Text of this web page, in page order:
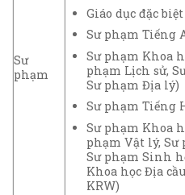
Sư
phạm
Giáo dục đặc biệt
Sư phạm Tiếng
Sư phạm Khoa
phạm Lịch sử,
Sư phạm Địa lý)
Sư phạm Tiếng
Sư phạm Khoa
phạm Vật lý, Sư
Sư phạm Sinh
Khoa học Địa
KRW)